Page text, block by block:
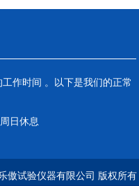
作时间 。以下是我们的正常
日休息
傲试验仪器有限公司 版权所